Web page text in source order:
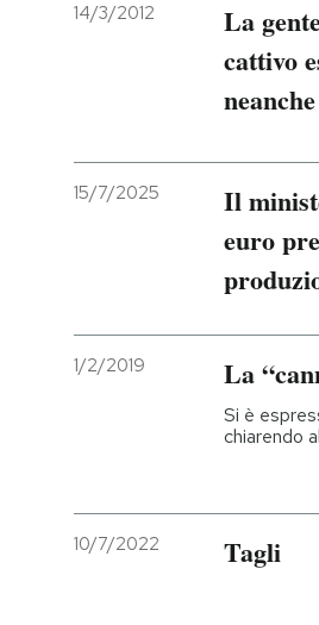
14/3/2012
La
cattivo
15/7/2025
Il
euro
1/2/2019 La
Si è
chiarendo
10/7/2022 Tagli